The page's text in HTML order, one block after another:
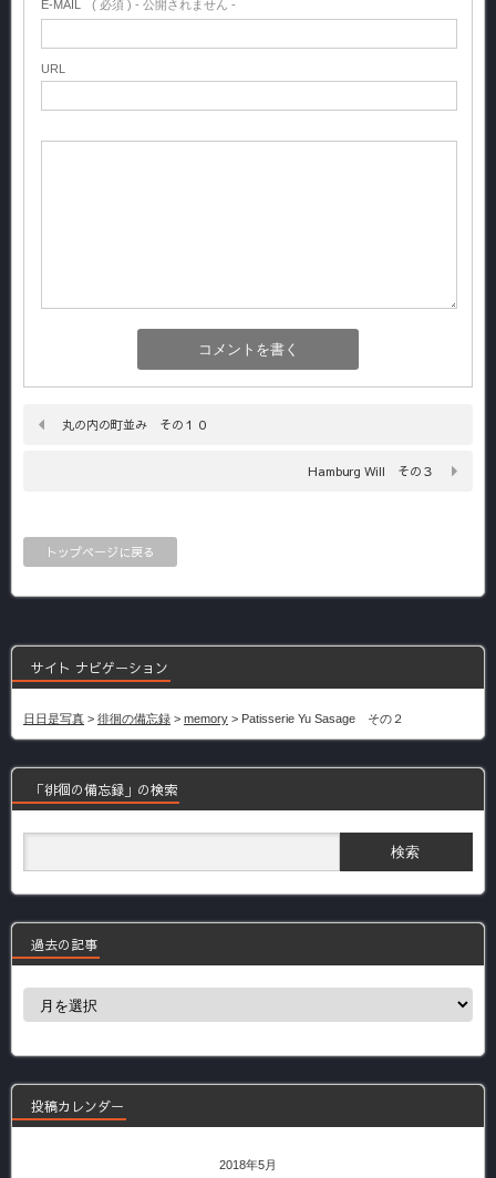
E-MAIL ( 必須 ) - 公開されません -
URL
丸の内の町並み その１０
Hamburg Will その３
トップページに戻る
サイト ナビゲーション
日日是写真 > 徘徊の備忘録 > memory > Patisserie Yu Sasage その２
「徘徊の備忘録」の検索
過去の記事
過
事
投稿カレンダー
2018年5月